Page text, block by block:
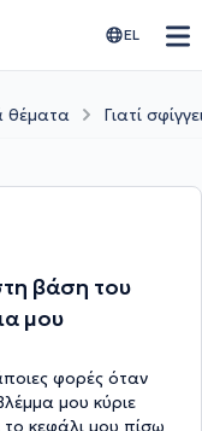
EL
θέματα Γιατί
βάση του
μου
φορές όταν
μου κύριε
το κεφάλι μου πίσω